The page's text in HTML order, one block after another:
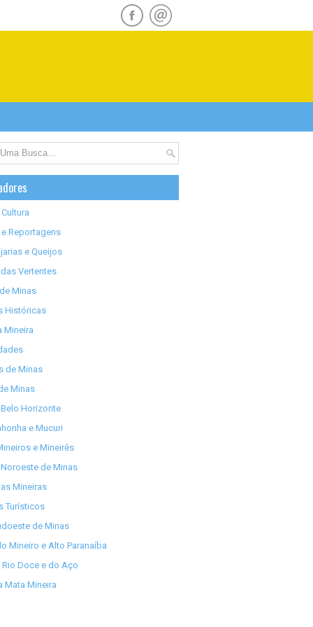
Reportagens
e Queijos
Vertentes
Minas
Históricas
Mineira
de Minas
Minas
Horizonte
e Mucuri
e Mineirês
de Minas
Mineiras
Turísticos
de Minas
Mineiro e Alto Paranaíba
Rio Doce e do Aço
Mata Mineira